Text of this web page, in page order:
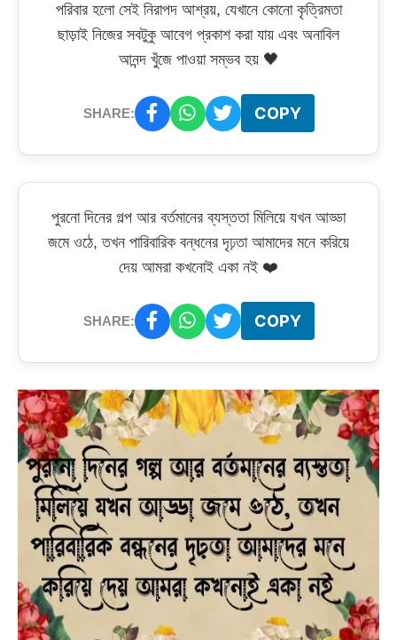
পরিবার হলো সেই নিরাপদ আশ্রয়, যেখানে কোনো কৃত্রিমতা
ছাড়াই নিজের সবটুকু আবেগ প্রকাশ করা যায় এবং অনাবিল
আনন্দ খুঁজে পাওয়া সম্ভব হয় 🖤
SHARE: COPY
পুরনো দিনের গল্প আর বর্তমানের ব্যস্ততা মিলিয়ে যখন আড্ডা
জমে ওঠে, তখন পারিবারিক বন্ধনের দৃঢ়তা আমাদের মনে করিয়ে
দেয় আমরা কখনোই একা নই ❤️
SHARE: COPY